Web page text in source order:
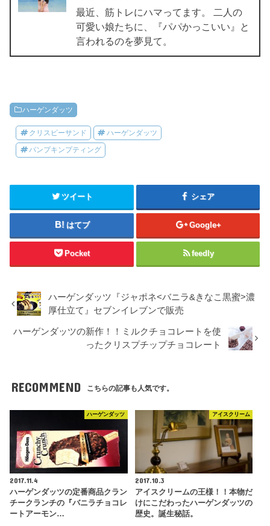
最近、筋トレにハマってます。 二人の
可愛い娘たちに、『パパかっこいい』と
言われるのを夢見て。
ハーゲンダッツ
クリスピーサンド ハーゲンダッツ
パンプキンプティング
ツイート シェア
はてブ Google+
Pocket feedly
ハーゲンダッツ『ジャポネ<バニラ&きなこ黒蜜>濃
厚仕立て』セブンイレブンで販売
ハーゲンダッツの新作！！ミルクチョコレートを使
ったクリスプチップチョコレート
RECOMMEND こちらの記事も人気です。
ハーゲンダッツ
2017.11.4
ハーゲンダッツの定番商品クラン
チークランチの『バニラチョコレ
ートアーモン…
アイスクリーム
2017.10.3
アイスクリームの王様！！本物だ
けにこだわったハーゲンダッツの
歴史。誕生秘話。